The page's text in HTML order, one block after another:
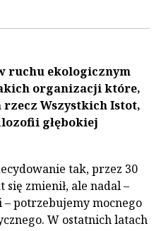
ruchu ekologicznym
organizacji które,
Wszystkich Istot,
głębokiej
tak, przez 30
się zmienił, ale nadal –
potrzebujemy mocnego
W ostatnich latach